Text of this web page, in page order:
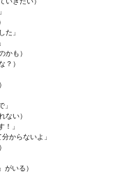
た」
かも）
？）
ない）
」
からないよ」
いる）